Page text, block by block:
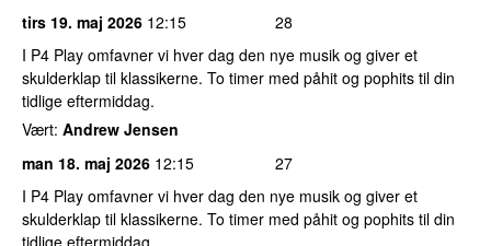
tirs 19. maj 2026 12:15
28
I P4 Play omfavner vi hver dag den nye musik og giver et
skulderklap til klassikerne. To timer med påhit og pophits til din
tidlige eftermiddag.
Vært: Andrew Jensen
man 18. maj 2026 12:15
27
I P4 Play omfavner vi hver dag den nye musik og giver et
skulderklap til klassikerne. To timer med påhit og pophits til din